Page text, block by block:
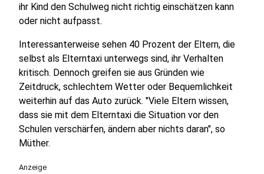
ihr Kind den Schulweg nicht richtig einschätzen kann
oder nicht aufpasst.
Interessanterweise sehen 40 Prozent der Eltern, die
selbst als Elterntaxi unterwegs sind, ihr Verhalten
kritisch. Dennoch greifen sie aus Gründen wie
Zeitdruck, schlechtem Wetter oder Bequemlichkeit
weiterhin auf das Auto zurück. "Viele Eltern wissen,
dass sie mit dem Elterntaxi die Situation vor den
Schulen verschärfen, ändern aber nichts daran", so
Müther.
Anzeige